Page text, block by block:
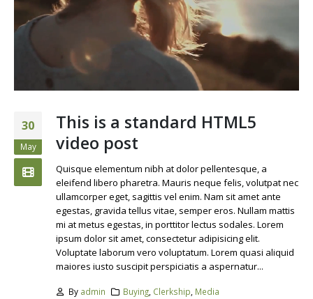
30
May
This is a standard HTML5
video post
Quisque elementum nibh at dolor pellentesque, a
eleifend libero pharetra. Mauris neque felis, volutpat nec
ullamcorper eget, sagittis vel enim. Nam sit amet ante
egestas, gravida tellus vitae, semper eros. Nullam mattis
mi at metus egestas, in porttitor lectus sodales. Lorem
ipsum dolor sit amet, consectetur adipisicing elit.
Voluptate laborum vero voluptatum. Lorem quasi aliquid
maiores iusto suscipit perspiciatis a aspernatur...
By admin Buying Clerkship Media